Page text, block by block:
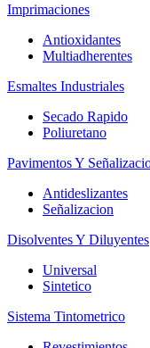
Imprimaciones
Antioxidantes
Multiadherentes
Esmaltes Industriales
Secado Rapido
Poliuretano
Pavimentos Y
Antideslizantes
Señalizacion
Disolventes Y Diluyentes
Universal
Sintetico
Sistema Tintometrico